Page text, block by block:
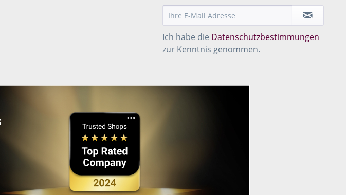
Ich habe die Datenschutzbestimmungen
zur Kenntnis genommen.